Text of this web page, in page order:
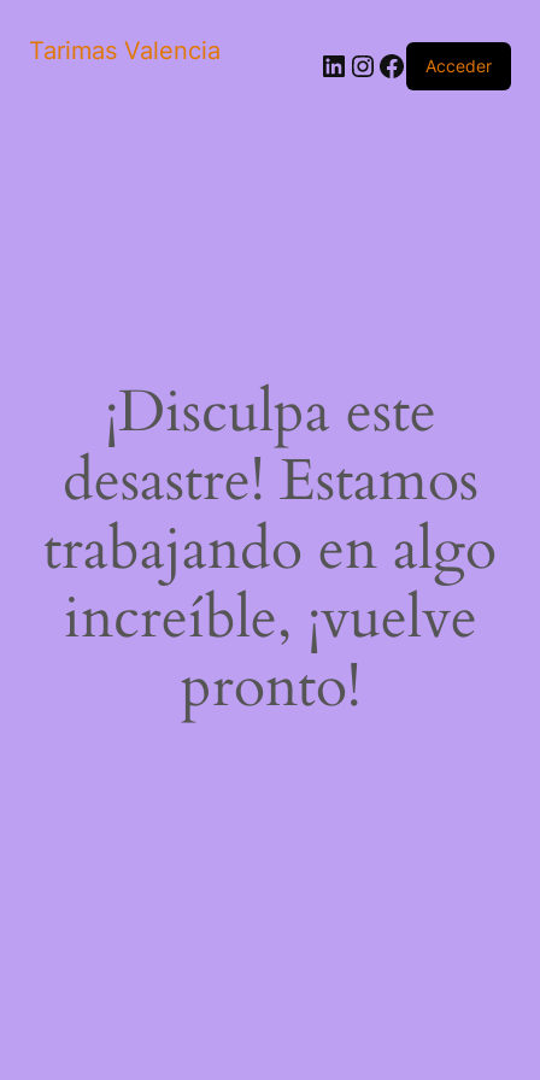
Tarimas Valencia LinkedIn
Instagram
Facebook
Acceder
¡Disculpa este
desastre! Estamos
trabajando en algo
increíble, ¡vuelve
pronto!